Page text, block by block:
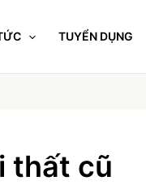
TUYỂN DỤNG
thất cũ